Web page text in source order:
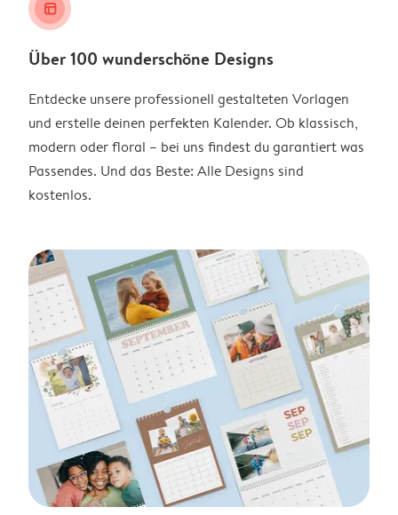
layout_alt
Über 100 wunderschöne Designs
Entdecke unsere professionell gestalteten Vorlagen
und erstelle deinen perfekten Kalender. Ob klassisch,
modern oder floral – bei uns findest du garantiert was
Passendes. Und das Beste: Alle Designs sind
kostenlos.